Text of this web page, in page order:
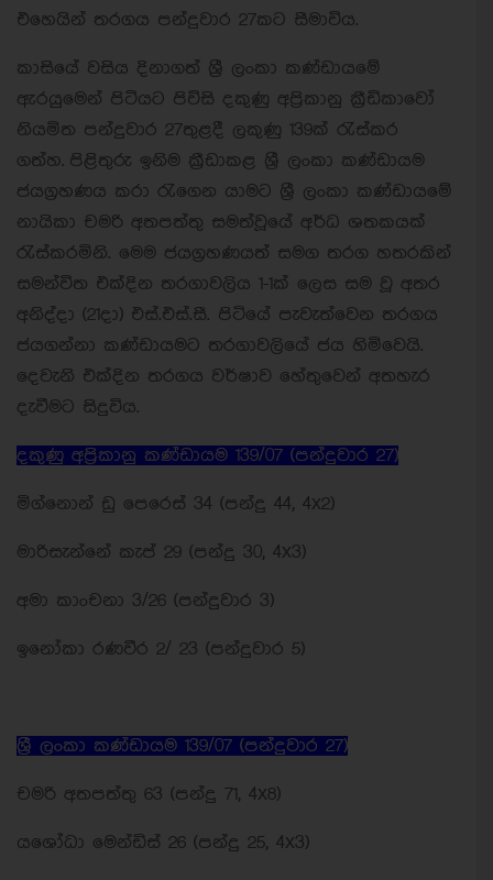
එහෙයින් තරගය පන්දුවාර 27කට සීමාවිය.
කාසියේ වසිය දිනාගත් ශ්‍රී ලංකා කණ්ඩායමේ
ඇරයුමෙන් පිටියට පිවිසි දකුණු අප්‍රිකානු ක්‍රීඩිකාවෝ
නියමිත පන්දුවාර 27තුළදී ලකුණු 139ක් රැස්කර
ගත්හ. පිළිතුරු ඉනිම ක්‍රීඩාකළ ශ්‍රී ලංකා කණ්ඩායම
ජයග්‍රහණය කරා රැගෙන යාමට ශ්‍රී ලංකා කණ්ඩායමේ
නායිකා චමරි අතපත්තු සමත්වූයේ අර්ධ ශතකයක්
රැස්කරමිනි. මෙම ජයග්‍රහණයත් සමග තරග හතරකින්
සමන්විත එක්දින තරගාවලිය 1-1ක් ලෙස සම වූ අතර
අනිද්දා (21දා) එස්.එස්.සී. පිටියේ පැවැත්වෙන තරගය
ජයගන්නා කණ්ඩායමට තරගාවලියේ ජය හිමිවෙයි.
දෙවැනි එක්දින තරගය වර්ෂාව හේතුවෙන් අතහැර
දැවීමට සිදුවිය.
දකුණු අප්‍රිකානු කණ්ඩායම 139/07 (පන්දුවාර 27)
මිග්නොන් ඩු පෙරෙස් 34 (පන්දු 44, 4x2)
මාරිසැන්නේ කැප් 29 (පන්දු 30, 4x3)
අමා කාංචනා 3/26 (පන්දුවාර 3)
ඉනෝකා රණවීර 2/ 23 (පන්දුවාර 5)
ශ්‍රී ලංකා කණ්ඩායම 139/07 (පන්දුවාර 27)
චමරි අතපත්තු 63 (පන්දු 71, 4x8)
යශෝධා මෙන්ඩිස් 26 (පන්දු 25, 4x3)